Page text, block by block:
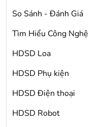
So Sánh - Đánh Giá
Tìm Hiểu Công Nghệ
HDSD Loa
HDSD Phụ kiện
HDSD Điện thoại
HDSD Robot